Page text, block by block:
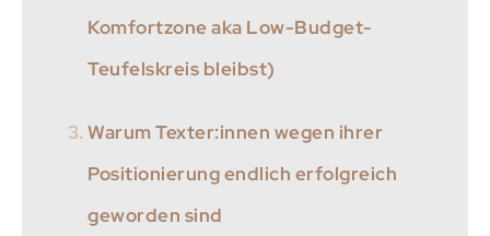
Komfortzone aka Low-Budget-
Teufelskreis bleibst)
Warum Texter:innen wegen ihrer
Positionierung endlich erfolgreich
geworden sind